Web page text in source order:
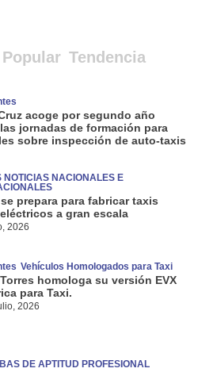
Popular Tendencia
acoge por segundo año
jornadas de formación para
sobre inspección de auto-taxis
NOTICIAS NACIONALES E
prepara para fabricar taxis
a gran escala
2026
Vehículos Homologados para Taxi
homologa su versión EVX
para Taxi.
2026
DE APTITUD PROFESIONAL